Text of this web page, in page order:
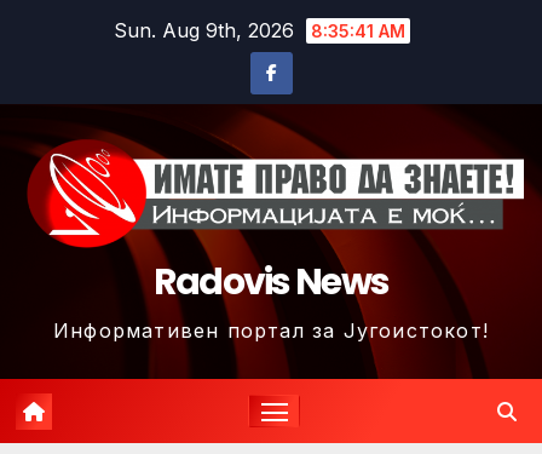
Sun. Aug 9th, 2026 8:35:43 AM
Radovis News
Информативен портал за Југоистокот!